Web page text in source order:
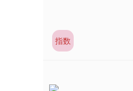
指数